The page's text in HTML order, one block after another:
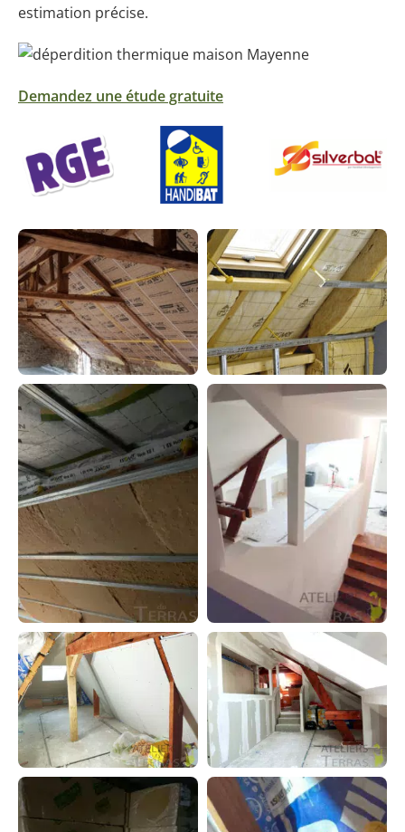
estimation précise.
Demandez une étude gratuite